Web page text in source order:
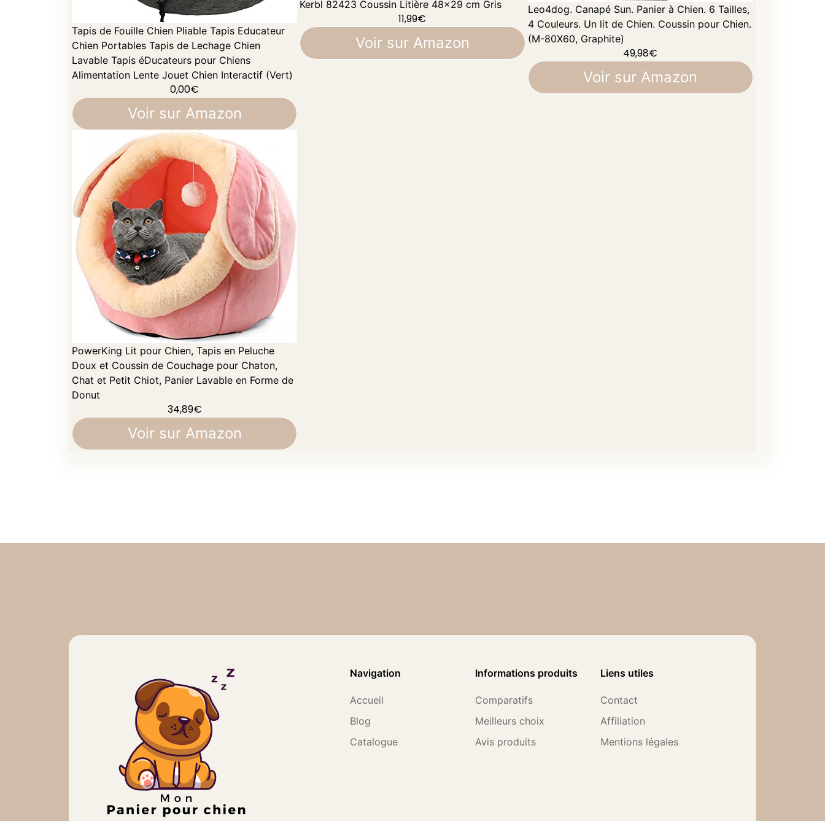
Tapis de Fouille Chien Pliable Tapis Educateur
Chien Portables Tapis de Lechage Chien
Lavable Tapis éDucateurs pour Chiens
Alimentation Lente Jouet Chien Interactif (Vert)
0,00€
Voir sur Amazon
Kerbl 82423 Coussin Litière 48x29 cm Gris
11,99€
Voir sur Amazon
Leo4dog. Canapé Sun. Panier à Chien. 6 Tailles,
4 Couleurs. Un lit de Chien. Coussin pour Chien.
(M-80X60, Graphite)
49,98€
Voir sur Amazon
PowerKing Lit pour Chien, Tapis en Peluche
Doux et Coussin de Couchage pour Chaton,
Chat et Petit Chiot, Panier Lavable en Forme de
Donut
34,89€
Voir sur Amazon
Navigation
Accueil
Blog
Catalogue
Informations produits
Comparatifs
Meilleurs choix
Avis produits
Liens utiles
Contact
Affiliation
Mentions légales